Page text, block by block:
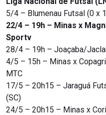
5/4 – Blumenau Futsal (0 x
22/4 – 19h – Minas x
Sportv
28/4 – 19h – Joaçaba/
4/5 – 15h – Minas x
MTC
17/5 – 20h15 – Jaraguá
(SC)
24/5 – 20h15 – Minas x